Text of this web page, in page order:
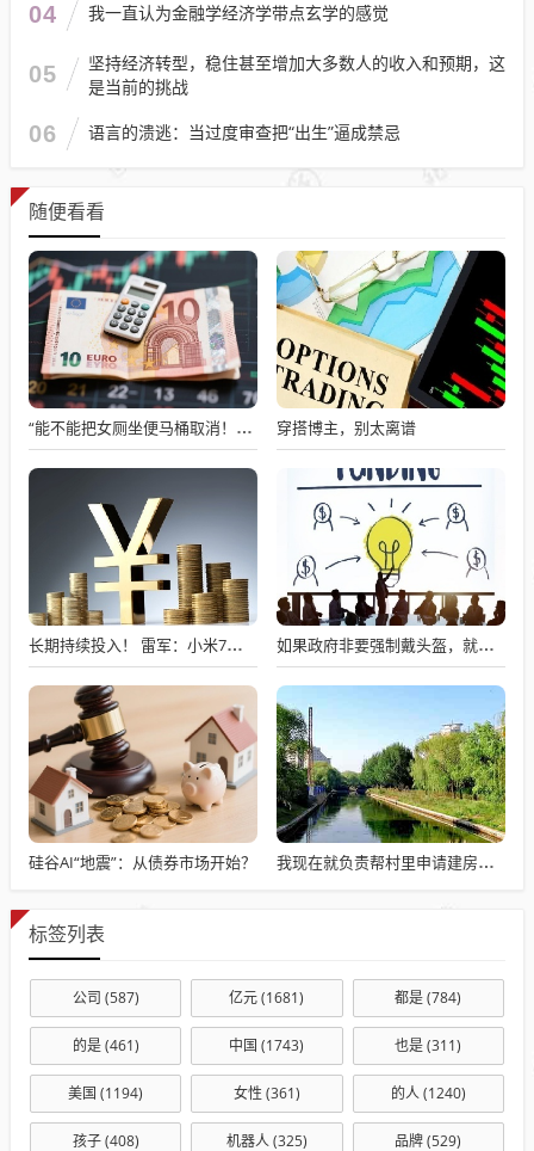
04 我一直认为金融学经济学带点玄学的感觉
05
坚持经济转型，稳住甚至增加大多数人的收入和预期，这
是当前的挑战
06 语言的溃逃：当过度审查把“出生”逼成禁忌
随便看看
“能不能把女厕坐便马桶取消！” 千万粉丝博主吐槽不卫生，网友吵翻…… 穿搭博主，别太离谱
长期持续投入！ 雷军：小米7篇论文入选国际顶级会议AAAI 如果政府非要强制戴头盔，就得先让电动自行车有个放头盔的地方
硅谷AI“地震”：从债券市场开始？ 我现在就负责帮村里申请建房的工作，现在村里不是盖不起，是没地没指标！
标签列表
公司 (587) 亿元(1681) 都是(784)
的是(461) 中国 (1743) 也是(311)
美国 (1194) 女性 (361) 的人(1240)
孩子(408) 机器人(325) 品牌(529)